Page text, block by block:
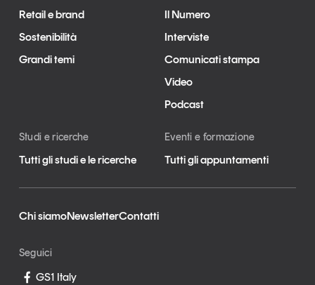
Retail e brand
Sostenibilità
Grandi temi
Il Numero
Interviste
Comunicati stampa
Video
Podcast
Studi e ricerche
Tutti gli studi e le ricerche
Eventi e formazione
Tutti gli appuntamenti
Chi siamoNewsletterContatti
Seguici
GS1 Italy